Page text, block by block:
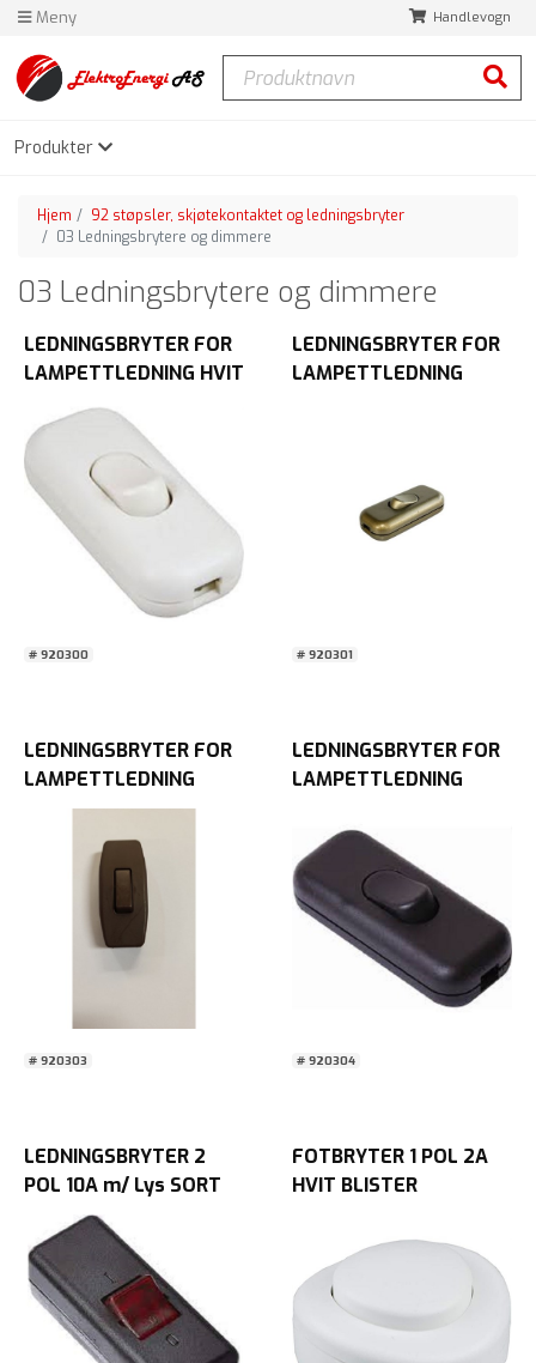
Meny Handlevogn
Produktnavn
Produkter
Hjem
92 støpsler, skjøtekontaktet og ledningsbryter
03 Ledningsbrytere og dimmere
03 Ledningsbrytere og dimmere
LEDNINGSBRYTER FOR
LAMPETTLEDNING HVIT
BLISTER
# 920300
LEDNINGSBRYTER FOR
LAMPETTLEDNING
# 920301
LEDNINGSBRYTER FOR
LAMPETTLEDNING
BRUN BLISTER
# 920303
LEDNINGSBRYTER FOR
LAMPETTLEDNING
# 920304
LEDNINGSBRYTER 2
POL 10A m/ Lys SORT
BLISTER
FOTBRYTER 1 POL 2A
HVIT BLISTER